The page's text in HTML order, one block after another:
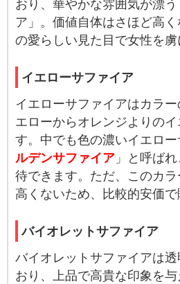
おり、華やかな雰囲気が漂
ア」。価値自体はさほど高
の愛らしい見た目で女性を虜
イエローサファイア
イエローサファイアはカラ
エローからオレンジよりの
す。中でも色の濃いイエロー
ルデンサファイア 」と呼ば
待できます。ただ、このカ
高くないため、比較的安価で
バイオレットサファイア
バイオレットサファイアは
おり、上品で高貴な印象を